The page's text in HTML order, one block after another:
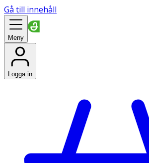
Gå till innehåll
Meny
Logga in